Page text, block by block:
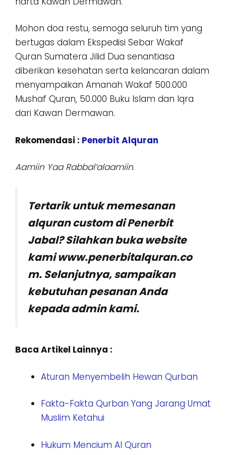
Mohon doa restu, semoga seluruh tim yang
bertugas dalam Ekspedisi Sebar Wakaf
Quran Sumatera Jilid Dua senantiasa
diberikan kesehatan serta kelancaran dalam
menyampaikan Amanah Wakaf 500.000
Mushaf Quran, 50.000 Buku Islam dan Iqra
dari Kawan Dermawan.
Rekomendasi : Penerbit Alquran
Aamiin Yaa Rabbal’alaamiin.
Tertarik untuk memesanan
alquran custom di Penerbit
Jabal? Silahkan buka website
kami www.penerbitalquran.co
m. Selanjutnya, sampaikan
kebutuhan pesanan Anda
kepada admin kami.
Baca Artikel Lainnya :
Aturan Menyembelih Hewan Qurban
Fakta-Fakta Qurban Yang Jarang Umat
Muslim Ketahui
Hukum Mencium Al Quran